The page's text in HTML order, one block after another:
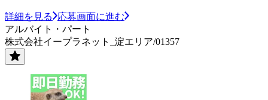
詳細を見る
応募画面に進む
アルバイト・パート
株式会社イープラネット_淀エリア/01357